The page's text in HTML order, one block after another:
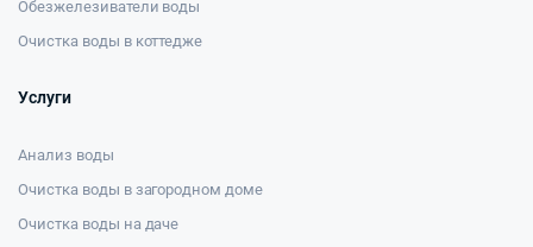
Обезжелезиватели воды
Очистка воды в коттедже
Услуги
Анализ воды
Очистка воды в загородном доме
Очистка воды на даче